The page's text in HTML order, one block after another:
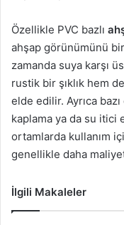
Özellikle PVC bazlı
ahşap görünümünü
zamanda suya karşı
rustik bir şıklık hem
elde edilir. Ayrıca
kaplama ya da su
ortamlarda kullanım
genellikle daha
İlgili Makaleler